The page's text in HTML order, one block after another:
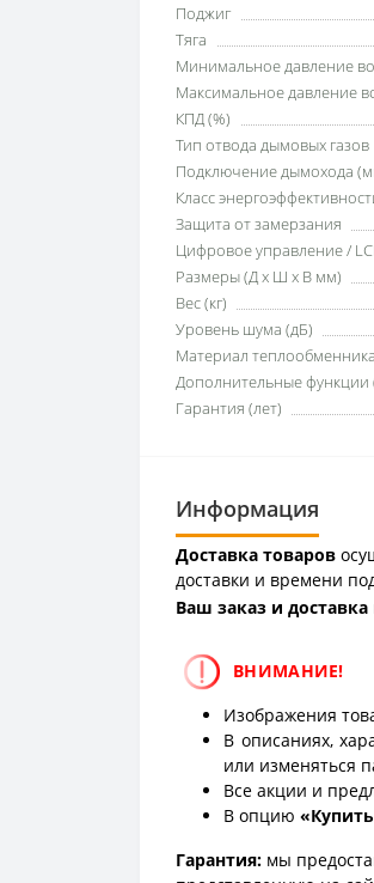
Поджиг
Тяга
Минимальное давление
Максимальное давление
КПД (%)
Тип отвода дымовых газов
Подключение дымохода
Класс
Защита от замерзания
Цифровое управление /
Размеры (Д x Ш x В мм)
Вес (кг)
Уровень шума (дБ)
Материал теплообменника
Дополнительные
Гарантия (лет)
Информация
Доставка товаров
доставки и времени
Ваш заказ и доставка
ВНИМАНИЕ!
Изображения
В описаниях,
или изменяться
Все акции и
В опцию
Гарантия: мы